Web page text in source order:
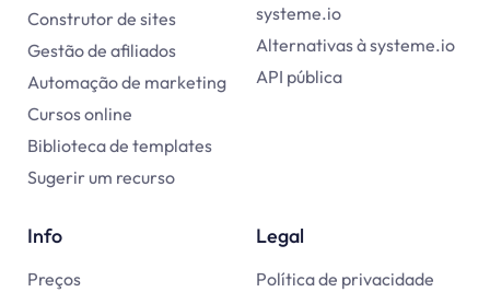
Construtor de sites
Gestão de afiliados
Automação de marketing
Cursos online
Biblioteca de templates
Sugerir um recurso
systeme.io
Alternativas à systeme.io
API pública
Info
Preços
Legal
Política de privacidade